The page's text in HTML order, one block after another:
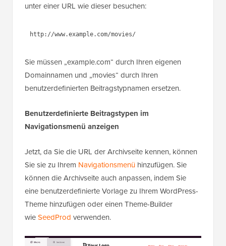
unter einer URL wie dieser besuchen:
http://www.example.com/movies/
Sie müssen „example.com“ durch Ihren eigenen
Domainnamen und „movies“ durch Ihren
benutzerdefinierten Beitragstypnamen ersetzen.
Benutzerdefinierte Beitragstypen im
Navigationsmenü anzeigen
Jetzt, da Sie die URL der Archivseite kennen, können
Sie sie zu Ihrem Navigationsmenü hinzufügen. Sie
können die Archivseite auch anpassen, indem Sie
eine benutzerdefinierte Vorlage zu Ihrem WordPress-
Theme hinzufügen oder einen Theme-Builder
wie SeedProd verwenden.